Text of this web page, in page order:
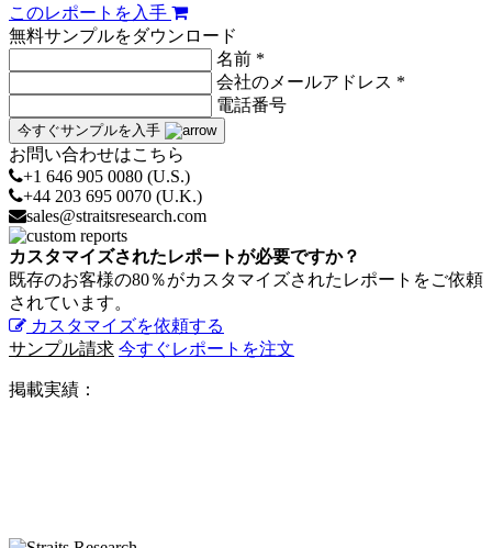
このレポートを入手
無料サンプルをダウンロード
名前 *
会社のメールアドレス *
電話番号
今すぐサンプルを入手
お問い合わせはこちら
+1 646 905 0080 (U.S.)
+44 203 695 0070 (U.K.)
sales@straitsresearch.com
カスタマイズされたレポートが必要ですか？
既存のお客様の80％がカスタマイズされたレポートをご依頼
されています。
カスタマイズを依頼する
サンプル請求 今すぐレポートを注文
掲載実績：